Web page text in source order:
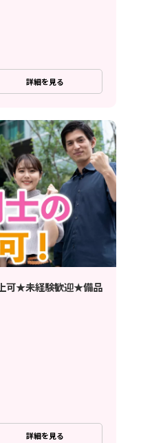
詳細を見る
可★未経験歓迎★備品
詳細を見る